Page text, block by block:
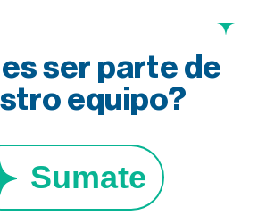
ser parte de
equipo?
Sumate